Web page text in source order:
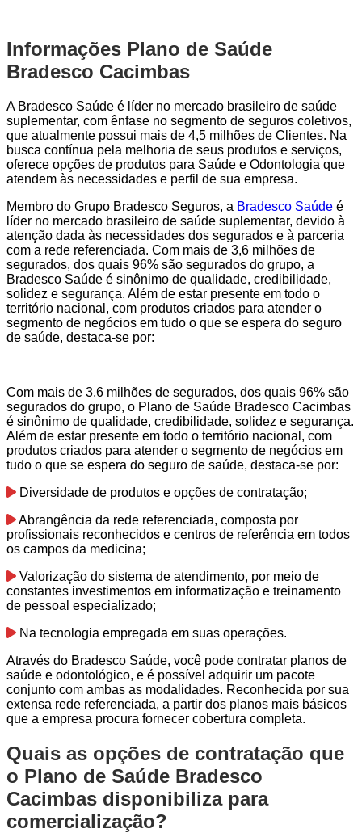
Informações Plano de Saúde
Bradesco Cacimbas
A Bradesco Saúde é líder no mercado brasileiro de saúde
suplementar, com ênfase no segmento de seguros coletivos,
que atualmente possui mais de 4,5 milhões de Clientes. Na
busca contínua pela melhoria de seus produtos e serviços,
oferece opções de produtos para Saúde e Odontologia que
atendem às necessidades e perfil de sua empresa.
Membro do Grupo Bradesco Seguros, a Bradesco Saúde é
líder no mercado brasileiro de saúde suplementar, devido à
atenção dada às necessidades dos segurados e à parceria
com a rede referenciada. Com mais de 3,6 milhões de
segurados, dos quais 96% são segurados do grupo, a
Bradesco Saúde é sinônimo de qualidade, credibilidade,
solidez e segurança. Além de estar presente em todo o
território nacional, com produtos criados para atender o
segmento de negócios em tudo o que se espera do seguro
de saúde, destaca-se por:
Com mais de 3,6 milhões de segurados, dos quais 96% são
segurados do grupo, o Plano de Saúde Bradesco Cacimbas
é sinônimo de qualidade, credibilidade, solidez e segurança.
Além de estar presente em todo o território nacional, com
produtos criados para atender o segmento de negócios em
tudo o que se espera do seguro de saúde, destaca-se por:
Diversidade de produtos e opções de contratação;
Abrangência da rede referenciada, composta por
profissionais reconhecidos e centros de referência em todos
os campos da medicina;
Valorização do sistema de atendimento, por meio de
constantes investimentos em informatização e treinamento
de pessoal especializado;
Na tecnologia empregada em suas operações.
Através do Bradesco Saúde, você pode contratar planos de
saúde e odontológico, e é possível adquirir um pacote
conjunto com ambas as modalidades. Reconhecida por sua
extensa rede referenciada, a partir dos planos mais básicos
que a empresa procura fornecer cobertura completa.
Quais as opções de contratação que
o Plano de Saúde Bradesco
Cacimbas disponibiliza para
comercialização?